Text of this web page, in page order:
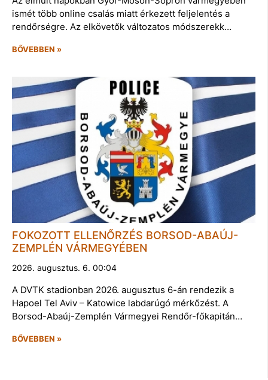
ismét több online csalás miatt érkezett feljelentés a
rendőrségre. Az elkövetők változatos módszerekk…
BŐVEBBEN »
FOKOZOTT ELLENŐRZÉS BORSOD-ABAÚJ-
ZEMPLÉN VÁRMEGYÉBEN
2026. augusztus. 6. 00:04
A DVTK stadionban 2026. augusztus 6-án rendezik a
Hapoel Tel Aviv – Katowice labdarúgó mérkőzést. A
Borsod-Abaúj-Zemplén Vármegyei Rendőr-főkapitán…
BŐVEBBEN »